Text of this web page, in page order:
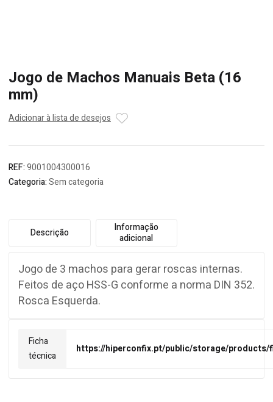
Jogo de Machos Manuais Beta (16
mm)
Adicionar à lista de desejos
REF:9001004300016
Categoria:Sem categoria
Descrição
Informação
adicional
Jogo de 3 machos para gerar roscas internas.
Feitos de aço HSS-G conforme a norma DIN 352.
Rosca Esquerda.
Ficha
técnica
https://hiperconfix.pt/public/storage/products/